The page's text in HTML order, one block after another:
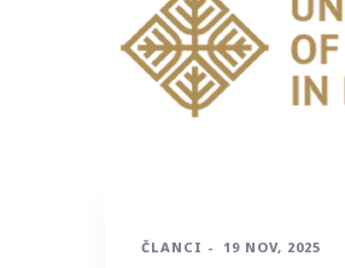
ČLANCI - 19 NOV, 2025